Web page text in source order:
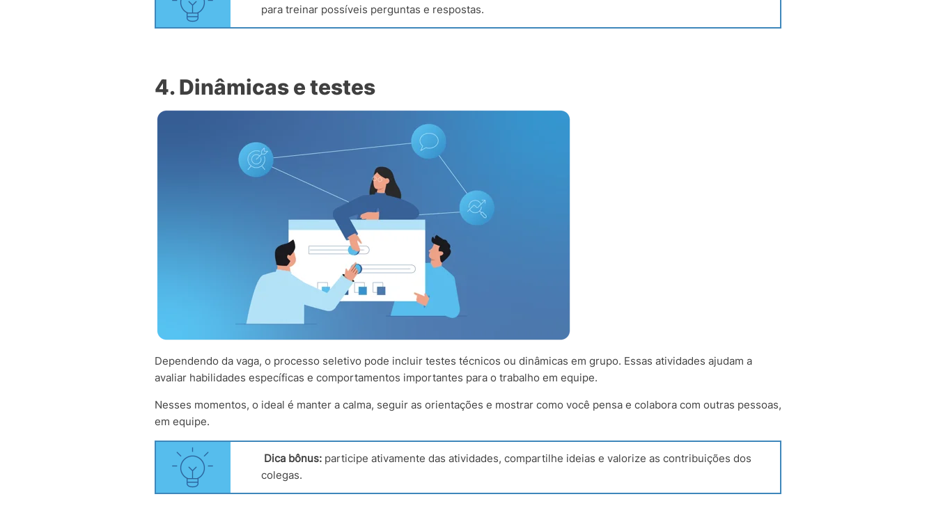
para treinar possíveis perguntas e respostas.
4. Dinâmicas e testes
Dependendo da vaga, o processo seletivo pode incluir testes técnicos ou dinâmicas em grupo. Essas atividades ajudam a
avaliar habilidades específicas e comportamentos importantes para o trabalho em equipe.
Nesses momentos, o ideal é manter a calma, seguir as orientações e mostrar como você pensa e colabora com outras pessoas,
em equipe.
Dica bônus: participe ativamente das atividades, compartilhe ideias e valorize as contribuições dos
colegas.